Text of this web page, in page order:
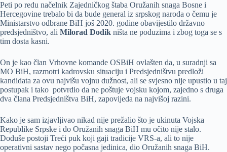
Peti po redu načelnik Zajedničkog štaba Oružanih snaga Bosne i
Hercegovine trebalo bi da bude general iz srpskog naroda o čemu je
Ministarstvo odbrane BiH još 2020. godine obavijestilo državno
predsjedništvo, ali Milorad Dodik ništa ne poduzima i zbog toga se s
tim dosta kasni.
On je kao član Vrhovne komande OSBiH ovlašten da, u suradnji sa
MO BiH, razmotri kadrovsku situaciju i Predsjedništvu predloži
kandidata za ovu najvišu vojnu dužnost, ali se svjesno nije upustio u taj
postupak i tako potvrdio da ne poštuje vojsku kojom, zajedno s druga
dva člana Predsjedništva BiH, zapovijeda na najvišoj razini.
Kako je sam izjavljivao nikad nije prežalio što je ukinuta Vojska
Republike Srpske i do Oružanih snaga BiH mu očito nije stalo.
Doduše postoji Treći puk koji gaji tradicije VRS-a, ali to nije
operativni sastav nego počasna jedinica, dio Oružanih snaga BiH.